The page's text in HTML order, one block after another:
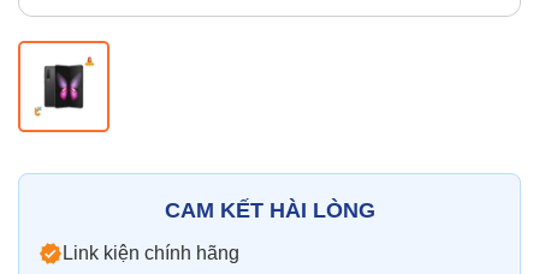
CAM KẾT HÀI LÒNG
Link kiện chính hãng